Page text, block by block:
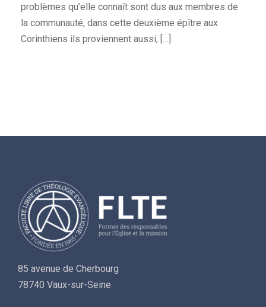
problèmes qu’elle connaît sont dus aux membres de
la communauté, dans cette deuxième épître aux
Corinthiens ils proviennent aussi, […]
85 avenue de Cherbourg
78740 Vaux-sur-Seine